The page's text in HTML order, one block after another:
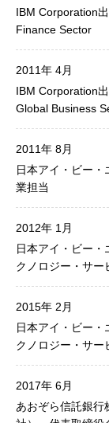
IBM Corporation
Finance Sector
2011年 4月
IBM Corporation
Global Business
2011年 8月
日本アイ・ビー
業担当
2012年 1月
日本アイ・ビー
クノロジー・サー
2015年 2月
日本アイ・ビー
クノロジー・サー
2017年 6月
あおぞら信託銀行